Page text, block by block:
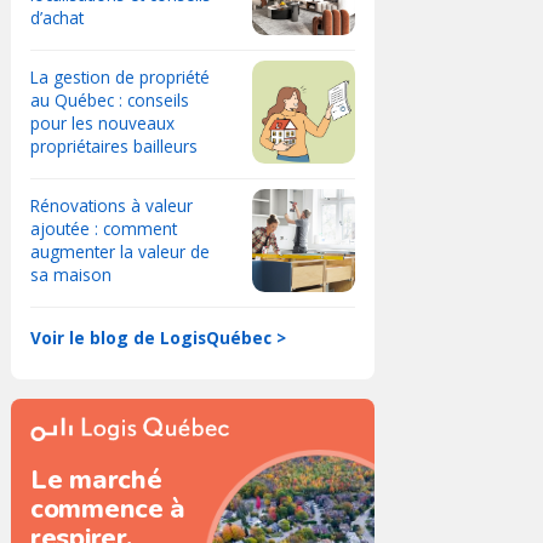
d’achat
La gestion de propriété
au Québec : conseils
pour les nouveaux
propriétaires bailleurs
Rénovations à valeur
ajoutée : comment
augmenter la valeur de
sa maison
Voir le blog de LogisQuébec >
Le marché
commence à